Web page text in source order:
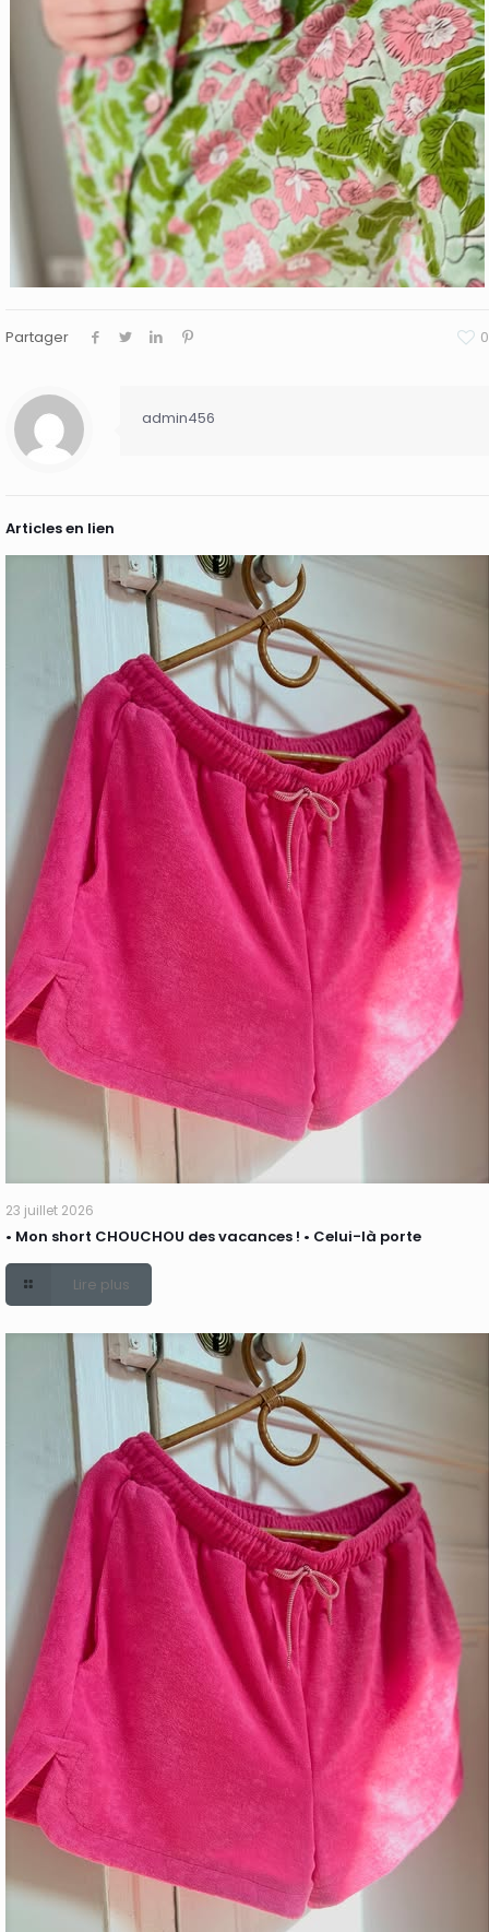
Partager 0
admin456
Articles en lien
23 juillet 2026
• Mon short CHOUCHOU des vacances ! • Celui-là porte
Lire plus